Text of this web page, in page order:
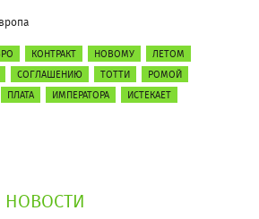
КОНТРАКТ НОВОМУ
ЛЕТОМ
СОГЛАШЕНИЮ ТОТТИ
РОМОЙ
ПЛАТА ИМПЕРАТОРА
ИСТЕКАЕТ